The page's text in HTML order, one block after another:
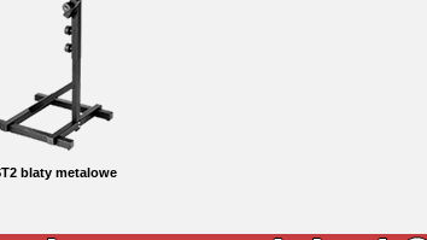
blaty metalowe